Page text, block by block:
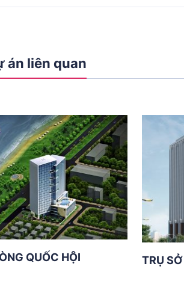
án liên quan
QUỐC HỘI TRỤ